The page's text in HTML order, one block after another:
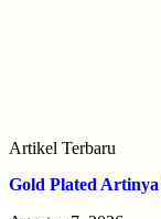
Artikel Terbaru
Gold Plated